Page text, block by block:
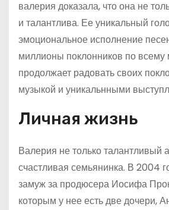
валерия доказала, что она не
и талантлива. Ее уникальный
эмоциональное исполнение
миллионы поклонников по всему
продолжает радовать своих
музыкой и уникальнными
Личная жизнь
Валерия не только талантливый
счастливая семьянинка. В 2004
замуж за продюсера Иосифа
которым у нее есть две дочери,